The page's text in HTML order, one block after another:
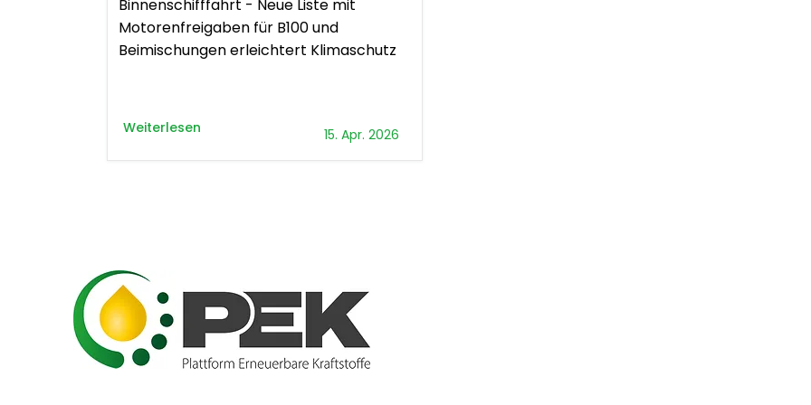
Binnenschifffahrt - Neue Liste mit
Motorenfreigaben für B100 und
Beimischungen erleichtert Klimaschutz
Weiterlesen 15. Apr. 2026